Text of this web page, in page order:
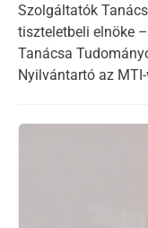
Szolgáltatók
tiszteletbeli elnöke
Tanácsa
Nyilvántartó az